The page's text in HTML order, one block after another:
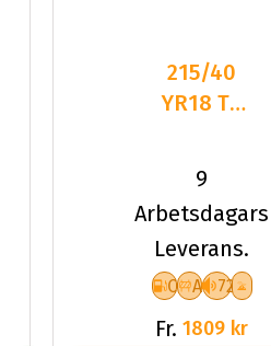
215/40
YR18 TL
CROSSCL
3 SPORT
XL
9
Arbetsdagars
Leverans.
C A 72
Fr. 1809 kr